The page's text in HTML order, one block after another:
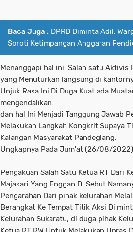
Baca Juga : DPRD Diminta Adil,
Soroti Ketimpangan Anggaran
Menanggapi hal ini Salah satu Aktivis
yang Menuturkan langsung di
Unjuk Rasa Ini Di Duga Kuat ada
mengendalikan.
dan hal Ini Menjadi Tanggung Jawab
Melakukan Langkah Kongkrit Supaya
Kalangan Masyarakat Pandeglang.
Ungkapnya Pada Jum'at (26/08/
Pengakuan Salah Satu Ketua RT Dari
Majasari Yang Enggan Di Sebut
Pengarahan Dari pihak kelurahan
Berangkat Ke Tempat Titik Aksi Di
Kelurahan Sukaratu, di duga pihak